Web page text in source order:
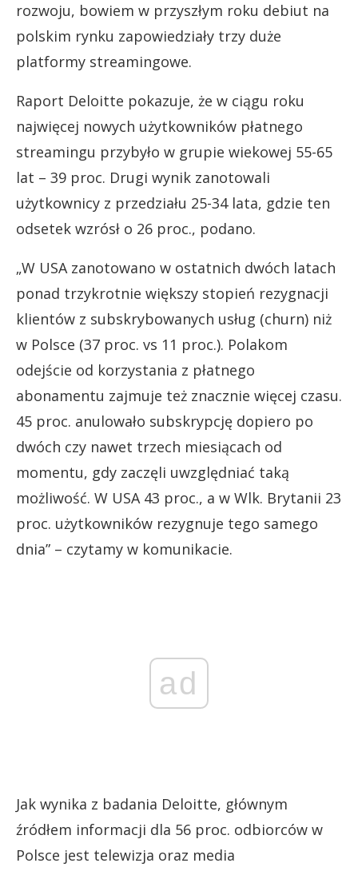
rozwoju, bowiem w przyszłym roku debiut na
polskim rynku zapowiedziały trzy duże
platformy streamingowe.
Raport Deloitte pokazuje, że w ciągu roku
najwięcej nowych użytkowników płatnego
streamingu przybyło w grupie wiekowej 55-65
lat – 39 proc. Drugi wynik zanotowali
użytkownicy z przedziału 25-34 lata, gdzie ten
odsetek wzrósł o 26 proc., podano.
„W USA zanotowano w ostatnich dwóch latach
ponad trzykrotnie większy stopień rezygnacji
klientów z subskrybowanych usług (churn) niż
w Polsce (37 proc. vs 11 proc.). Polakom
odejście od korzystania z płatnego
abonamentu zajmuje też znacznie więcej czasu.
45 proc. anulowało subskrypcję dopiero po
dwóch czy nawet trzech miesiącach od
momentu, gdy zaczęli uwzględniać taką
możliwość. W USA 43 proc., a w Wlk. Brytanii 23
proc. użytkowników rezygnuje tego samego
dnia” – czytamy w komunikacie.
ad
Jak wynika z badania Deloitte, głównym
źródłem informacji dla 56 proc. odbiorców w
Polsce jest telewizja oraz media